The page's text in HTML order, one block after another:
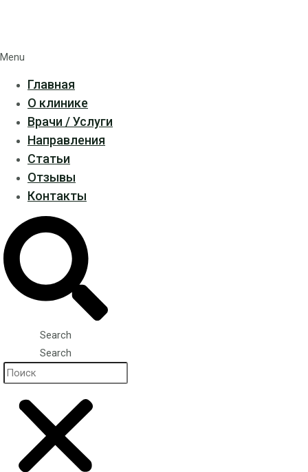
Menu
Главная
О клинике
Врачи / Услуги
Направления
Статьи
Отзывы
Контакты
Search
Search